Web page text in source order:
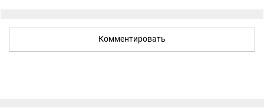
Комментировать